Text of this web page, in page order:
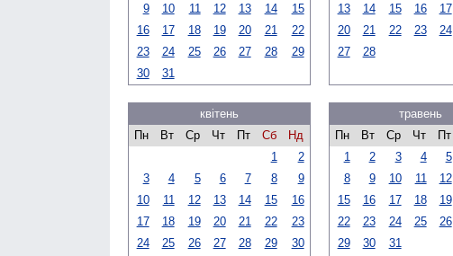
9
10 11 12 13 14
15
16
17 18 19 20 21
22
23
24 25 26 27 28
29
30
31
13
14 15 16 17
20
21 22 23 24
27
28
квітень
Пн
Вт Ср Чт Пт Сб
Нд
1
2
3
4 5 6 7 8
9
10
11 12 13 14 15
16
17
18 19 20 21 22
23
24
25 26 27 28 29 30
травень
Пн
Вт Ср Чт Пт
1
2 3 4 5
8
9 10 11 12
15
16 17 18 19
22
23 24 25 26
29
30 31